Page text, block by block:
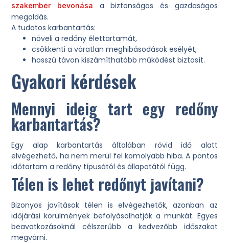
szakember bevonása
a biztonságos és gazdaságos
megoldás.
A tudatos karbantartás:
növeli a redőny élettartamát,
csökkenti a váratlan meghibásodások esélyét,
hosszú távon kiszámíthatóbb működést biztosít.
Gyakori kérdések
Mennyi ideig tart egy redőny
karbantartás?
Egy alap karbantartás általában rövid idő alatt
elvégezhető, ha nem merül fel komolyabb hiba. A pontos
időtartam a redőny típusától és állapotától függ.
Télen is lehet redőnyt javítani?
Bizonyos javítások télen is elvégezhetők, azonban az
időjárási körülmények befolyásolhatják a munkát. Egyes
beavatkozásoknál célszerűbb a kedvezőbb időszakot
megvárni.